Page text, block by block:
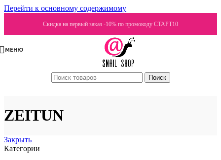
Перейти к основному содержимому
Скидка на первый заказ -10% по промокоду СТАРТ10
МЕНЮ
Поиск
ZEITUN
Закрыть
Категории